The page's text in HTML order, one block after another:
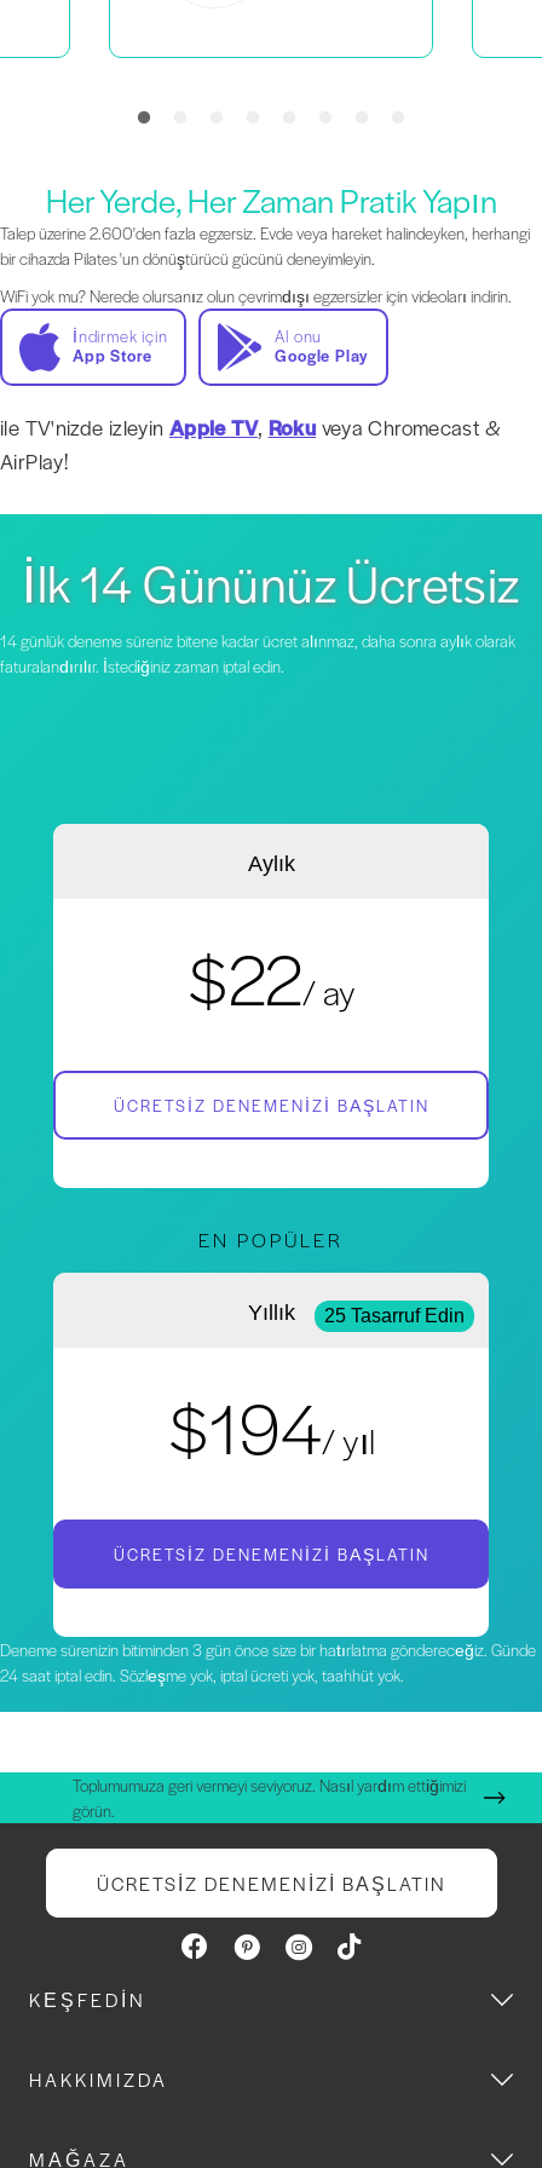
Her Yerde, Her Zaman Pratik Yapın
Talep üzerine 2.600'den fazla egzersiz. Evde veya hareket halindeyken, herhangi
bir cihazda Pilates 'un dönüştürücü gücünü deneyimleyin.
WiFi yok mu? Nerede olursanız olun çevrimdışı egzersizler için videoları indirin.
İndirmek için
App Store
Al onu
Google Play
ile TV'nizde izleyin Apple TV, Roku veya Chromecast &
AirPlay!
İlk 14 Gününüz Ücretsiz
14 günlük deneme süreniz bitene kadar ücret alınmaz, daha sonra aylık olarak
faturalandırılır. İstediğiniz zaman iptal edin.
Aylık
$22/ ay
ÜCRETSIZ DENEMENIZI BAŞLATIN
EN POPÜLER
Yıllık 25 Tasarruf Edin
$194/ yıl
ÜCRETSIZ DENEMENIZI BAŞLATIN
Deneme sürenizin bitiminden 3 gün önce size bir hatırlatma göndereceğiz. Günde
24 saat iptal edin. Sözleşme yok, iptal ücreti yok, taahhüt yok.
Toplumumuza geri vermeyi seviyoruz. Nasıl yardım ettiğimizi
görün.
ÜCRETSIZ DENEMENIZI BAŞLATIN
KEŞFEDIN
HAKKIMIZDA
MAĞAZA